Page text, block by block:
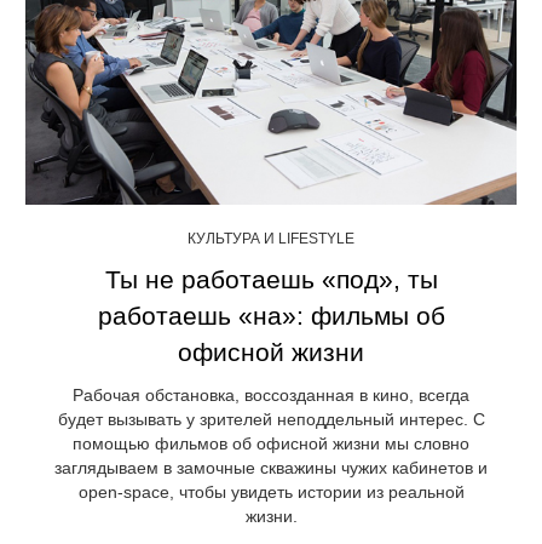
КУЛЬТУРА И LIFESTYLE
Ты не работаешь «под», ты
работаешь «на»: фильмы об
офисной жизни
Рабочая обстановка, воссозданная в кино, всегда
будет вызывать у зрителей неподдельный интерес. С
помощью фильмов об офисной жизни мы словно
заглядываем в замочные скважины чужих кабинетов и
open-space, чтобы увидеть истории из реальной
жизни.